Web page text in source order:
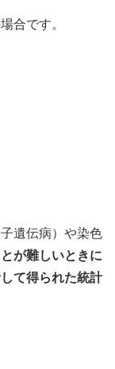
合です。
遺伝病）や染色
が難しいときに
て得られた統計